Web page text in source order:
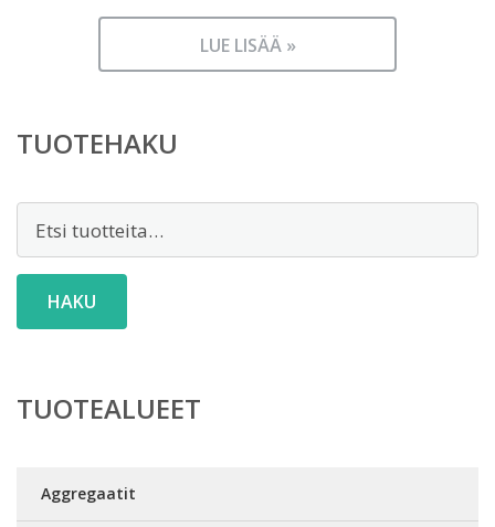
LUE LISÄÄ »
TUOTEHAKU
HAKU
TUOTEALUEET
Aggregaatit